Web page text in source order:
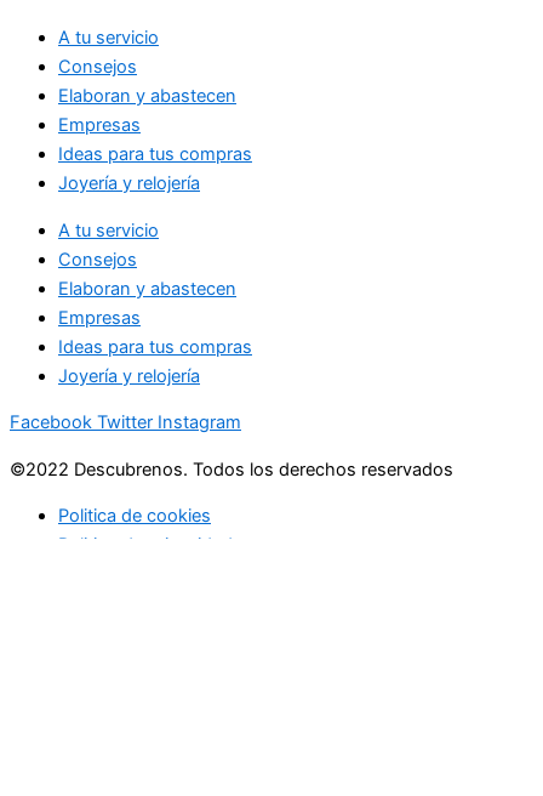
A tu servicio
Consejos
Elaboran y abastecen
Empresas
Ideas para tus compras
Joyería y relojería
A tu servicio
Consejos
Elaboran y abastecen
Empresas
Ideas para tus compras
Joyería y relojería
Facebook Twitter Instagram
©2022 Descubrenos. Todos los derechos reservados
Politica de cookies
Politico de privacidad